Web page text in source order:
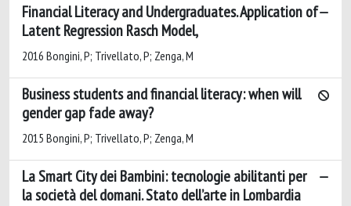
Financial Literacy and Undergraduates. Application of
Latent Regression Rasch Model,
2016 Bongini, P; Trivellato, P; Zenga, M
Business students and financial literacy: when will
gender gap fade away?
2015 Bongini, P; Trivellato, P; Zenga, M
La Smart City dei Bambini: tecnologie abilitanti per
la società del domani. Stato dell’arte in Lombardia